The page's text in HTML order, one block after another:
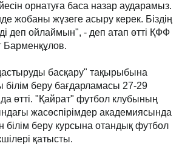
орнатуға баса назар аударамыз.
жобаны жүзеге асыру керек. Біздің
деп ойлаймын", - деп атап өтті ҚФФ
Барменқұлов.
басқару" тақырыбына
білім беру бағдарламасы 27-29
өтті. "Қайрат" футбол клубының
жасөспірімдер академиясында
беру курсына отандық футбол
қатысты.